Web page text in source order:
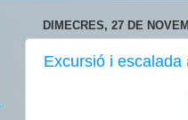
DIMECRES, 27 DE
Excursió i